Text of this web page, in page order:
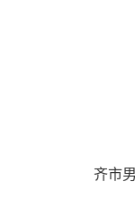
齐市男